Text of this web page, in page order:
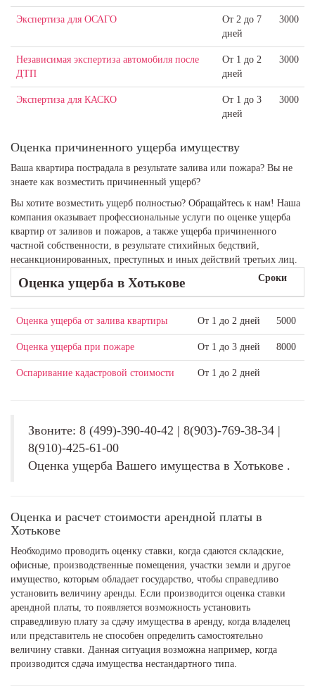
Экспертиза для ОСАГО
От 2 до 7
дней
3000
Независимая экспертиза автомобиля после
ДТП
От 1 до 2
дней
3000
Экспертиза для КАСКО
От 1 до 3
дней
3000
Оценка причиненного ущерба имуществу
Ваша квартира пострадала в результате залива или пожара? Вы не
знаете как возместить причиненный ущерб?
Вы хотите возместить ущерб полностью? Обращайтесь к нам! Наша
компания оказывает профессиональные услуги по оценке ущерба
квартир от заливов и пожаров, а также ущерба причиненного
частной собственности, в результате стихийных бедствий,
несанкционированных, преступных и иных действий третьих лиц.
Оценка ущерба в Хотькове Сроки
Оценка ущерба от залива квартиры От 1 до 2 дней 5000
Оценка ущерба при пожаре От 1 до 3 дней 8000
Оспаривание кадастровой стоимости От 1 до 2 дней
Звоните: 8 (499)-390-40-42 | 8(903)-769-38-34 |
8(910)-425-61-00
Оценка ущерба Вашего имущества в Хотькове .
Оценка и расчет стоимости арендной платы в
Хотькове
Необходимо проводить оценку ставки, когда сдаются складские,
офисные, производственные помещения, участки земли и другое
имущество, которым обладает государство, чтобы справедливо
установить величину аренды. Если производится оценка ставки
арендной платы, то появляется возможность установить
справедливую плату за сдачу имущества в аренду, когда владелец
или представитель не способен определить самостоятельно
величину ставки. Данная ситуация возможна например, когда
производится сдача имущества нестандартного типа.